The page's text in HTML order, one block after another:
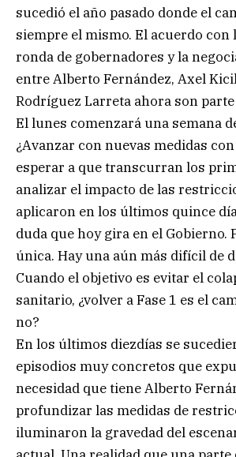
sucedió el año pasado donde el
siempre el mismo. El acuerdo con
ronda de gobernadores y la
entre Alberto Fernández, Axel
Rodríguez Larreta ahora son parte
El lunes comenzará una semana
¿Avanzar con nuevas medidas
esperar a que transcurran los
analizar el impacto de las
aplicaron en los últimos quince
duda que hoy gira en el Gobierno.
única. Hay una aún más difícil de
Cuando el objetivo es evitar el
sanitario, ¿volver a Fase 1 es el
no?
En los últimos diezdías se
episodios muy concretos que
necesidad que tiene Alberto
profundizar las medidas de
iluminaron la gravedad del